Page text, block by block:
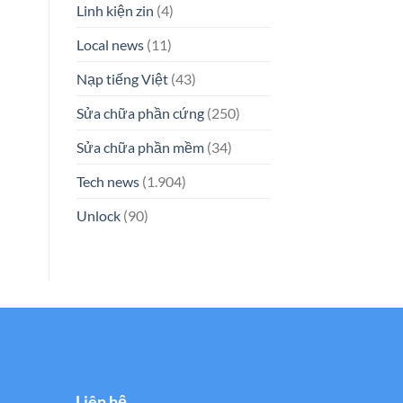
Linh kiện zin (4)
Local news(11)
Nạp tiếng Việt(43)
Sửa chữa phần cứng(250)
Sửa chữa phần mềm(34)
Tech news(1.904)
Unlock(90)